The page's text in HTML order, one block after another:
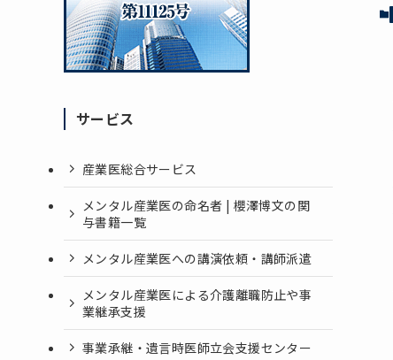
サービス
産業医総合サービス
メンタル産業医の命名者 | 櫻澤博文の関
与書籍一覧
メンタル産業医への講演依頼・講師派遣
メンタル産業医による介護離職防止や事
業継承支援
事業承継・遺言時医師立会支援センター